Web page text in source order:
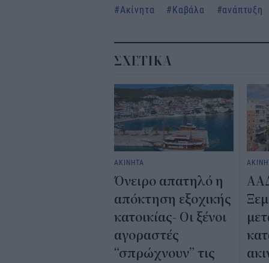
Ακίνητα
Καβάλα ανάπτυξη
ΣΧΕΤΙΚΑ
ΑΚΙΝΗΤΑ
Όνειρο απατηλό η
απόκτηση εξοχικής
κατοικίας- Οι ξένοι
αγοραστές
“σπρώχνουν” τις